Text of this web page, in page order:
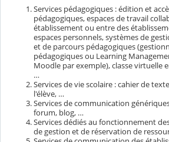
Services pédagogiques : édition et
pédagogiques, espaces de travail
établissement ou entre des
espaces personnels, systèmes de
et de parcours pédagogiques
pédagogiques ou Learning
Moodle par exemple), classe virtuelle
…
Services de vie scolaire : cahier de
l'élève, …
Services de communication
forum, blog, …
Services dédiés au fonctionnement
de gestion et de réservation de